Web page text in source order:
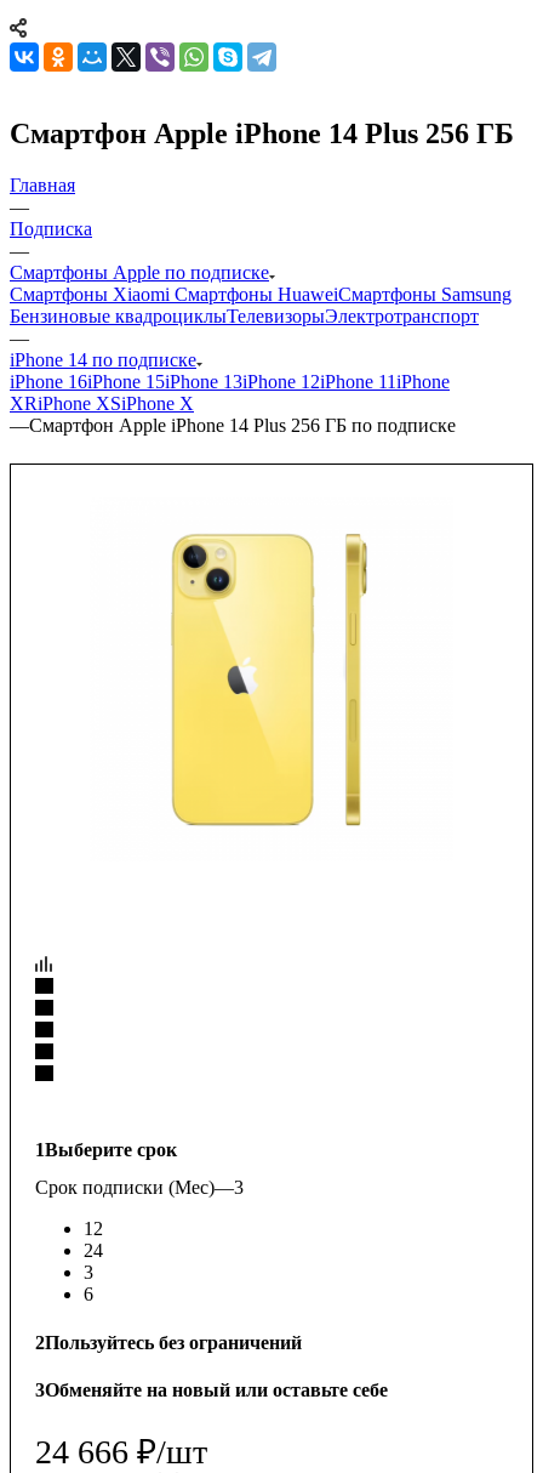
Смартфон Apple iPhone 14 Plus 256 ГБ
Главная
—
Подписка
—
Смартфоны Apple по подписке
Смартфоны Xiaomi Смартфоны HuaweiСмартфоны Samsung
Бензиновые квадроциклыТелевизорыЭлектротранспорт
—
iPhone 14 по подписке
iPhone 16iPhone 15iPhone 13iPhone 12iPhone 11iPhone
XRiPhone XSiPhone X
—Смартфон Apple iPhone 14 Plus 256 ГБ по подписке
1Выберите срок
Срок подписки (Мес)—3
12
24
3
6
2Пользуйтесь без ограничений
3Обменяйте на новый или оставьте себе
24 666 ₽/шт